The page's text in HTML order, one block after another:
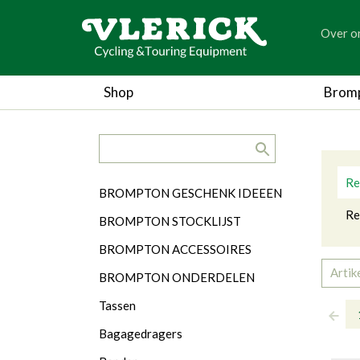
Over
Shop
Categorieën
BROMPTON GESCHENK IDEEEN
BROMPTON STOCKLIJST
BROMPTON ACCESSOIRES
BROMPTON ONDERDELEN
Tassen
Bagagedragers